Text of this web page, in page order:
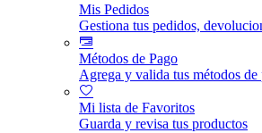
Mis Pedidos
Gestiona tus pedidos,
Métodos de Pago
Agrega y valida tus métodos de
Mi lista de Favoritos
Guarda y revisa tus productos